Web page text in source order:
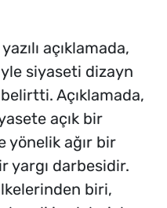
açıklamada,
siyaseti dizayn
Açıklamada,
açık bir
yönelik ağır bir
yargı darbesidir.
biri,